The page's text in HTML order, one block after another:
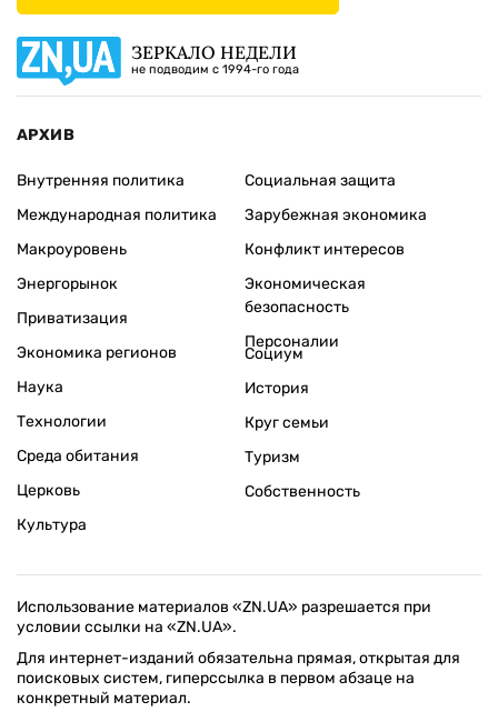
ЗЕРКАЛО НЕДЕЛИ
не подводим с 1994-го года
АРХИВ
Внутренняя политика
Международная политика
Макроуровень
Энергорынок
Приватизация
Экономика регионов
Социальная защита
Зарубежная экономика
Конфликт интересов
Экономическая
безопасность
Персоналии
Наука
Технологии
Среда обитания
Церковь
Культура
Социум
История
Круг семьи
Туризм
Собственность
Использование материалов «ZN.UA» разрешается при
условии ссылки на «ZN.UA».
Для интернет-изданий обязательна прямая, открытая для
поисковых систем, гиперссылка в первом абзаце на
конкретный материал.